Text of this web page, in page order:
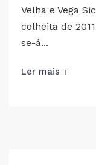
Velha e Vega
colheita de
se-á...
Ler mais